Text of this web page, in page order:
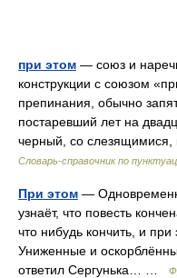
при этом — союз и
конструкции с союзом
препинания, обычно
постаревший лет на
черный, со
Словарь-справочник по
При этом —
узнаёт, что повесть
что нибудь кончить, и
Униженные и
ответил Сергунька… …